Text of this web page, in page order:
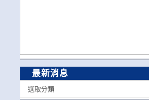
最新消息
選取分類